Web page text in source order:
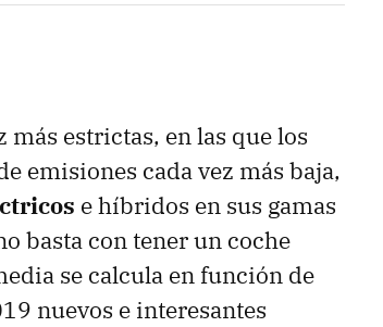
estrictas, en las que los
emisiones cada vez más baja,
e híbridos en sus gamas
basta con tener un coche
se calcula en función de
nuevos e interesantes